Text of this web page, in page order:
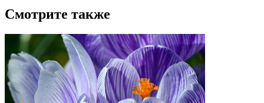
Смотрите также